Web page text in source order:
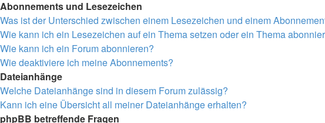
Abonnements und Lesezeichen
Was ist der Unterschied zwischen einem Lesezeichen und einem
Wie kann ich ein Lesezeichen auf ein Thema setzen oder ein Thema
Wie kann ich ein Forum abonnieren?
Wie deaktiviere ich meine Abonnements?
Dateianhänge
Welche Dateianhänge sind in diesem Forum zulässig?
Kann ich eine Übersicht all meiner Dateianhänge erhalten?
phpBB betreffende Fragen